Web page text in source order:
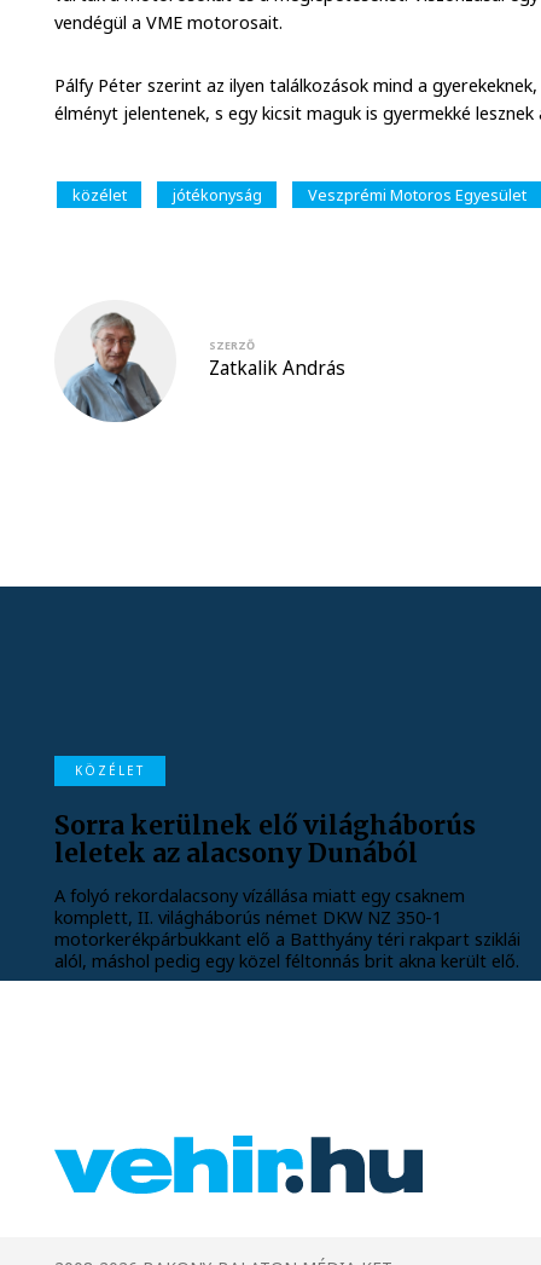
vendégül a VME motorosait.
Pálfy Péter szerint az ilyen találkozások mind a
élményt jelentenek, s egy kicsit maguk is gyermekké
közélet jótékonyság Veszprémi Motoros Egyesület
SZERZŐ
Zatkalik András
KÖZÉLET
Sorra kerülnek elő világháborús
leletek az alacsony Dunából
A folyó rekordalacsony vízállása miatt egy csaknem
komplett, II. világháborús német DKW NZ 350-1
motorkerékpárbukkant elő a Batthyány téri rakpart sziklái
alól, máshol pedig egy közel féltonnás brit akna került elő.